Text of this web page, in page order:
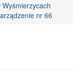
nr 66